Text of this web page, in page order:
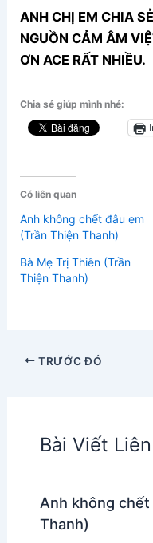
ANH CHỊ EM CHIA
NGUỒN CẢM ÂM
ƠN ACE RẤT NHIỀU.
Chia sẻ giúp mình nhé:
Có liên quan
Anh không chết đâu em
(Trần Thiện Thanh)
Bà Mẹ Trị Thiên (Trần
Thiện Thanh)
TRƯỚC ĐÓ
Bài Viết
Anh không
Thanh)